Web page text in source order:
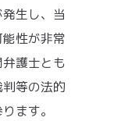
生し、当
性が非常
護士とも
等の法的
ます。